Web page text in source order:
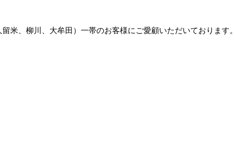
米、柳川、大牟田）一帯のお客様にご愛顧いただいております。